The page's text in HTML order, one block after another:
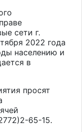
сети г.
2022 года
населению и
в
просят
65-15.